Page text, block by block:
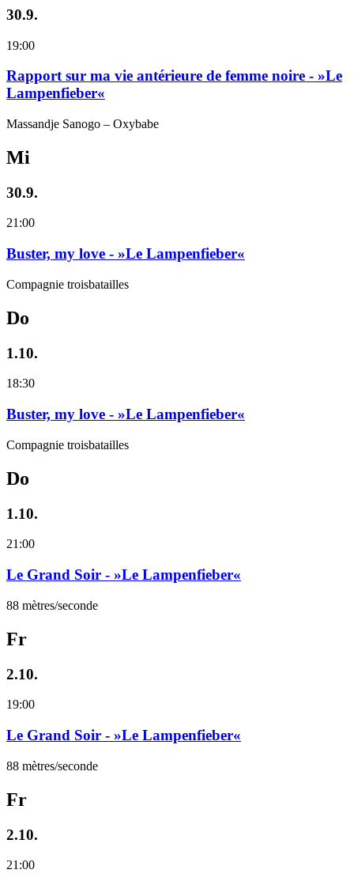
30.9.
19:00
Rapport sur ma vie antérieure de femme noire - »Le
Lampenfieber«
Massandje Sanogo – Oxybabe
Mi
30.9.
21:00
Buster, my love - »Le Lampenfieber«
Compagnie troisbatailles
Do
1.10.
18:30
Buster, my love - »Le Lampenfieber«
Compagnie troisbatailles
Do
1.10.
21:00
Le Grand Soir - »Le Lampenfieber«
88 mètres/seconde
Fr
2.10.
19:00
Le Grand Soir - »Le Lampenfieber«
88 mètres/seconde
Fr
2.10.
21:00